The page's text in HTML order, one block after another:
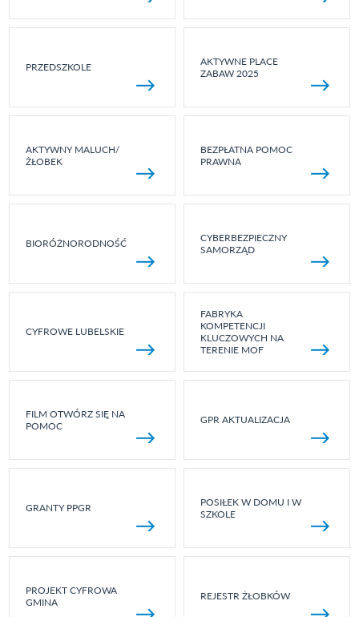
PRZEDSZKOLE
AKTYWNE PLACE
ZABAW 2025
AKTYWNY MALUCH/
ŻŁOBEK
BEZPŁATNA POMOC
PRAWNA
BIORÓŻNORODNOŚĆ
CYBERBEZPIECZNY
SAMORZĄD
CYFROWE LUBELSKIE
FABRYKA
KOMPETENCJI
KLUCZOWYCH NA
TERENIE MOF
FILM OTWÓRZ SIĘ NA
POMOC
GPR AKTUALIZACJA
GRANTY PPGR
POSIŁEK W DOMU I W
SZKOLE
PROJEKT CYFROWA
GMINA
REJESTR ŻŁOBKÓW